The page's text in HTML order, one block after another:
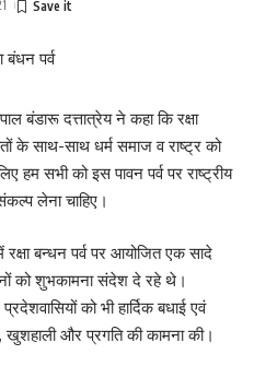
बंडारू दत्तात्रेय ने कहा कि रक्षा
के साथ-साथ धर्म समाज व राष्ट्र को
सभी को इस पावन पर्व पर राष्ट्रीय
लेना चाहिए।
बन्धन पर्व पर आयोजित एक सादे
को शुभकामना संदेश दे रहे थे।
को भी हार्दिक बधाई एवं
खुशहाली और प्रगति की कामना की।